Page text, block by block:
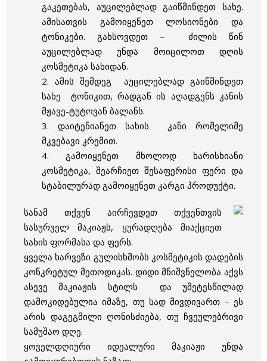
გაკეთებას, აუცილებლად გაიწმინდეთ სახე.
ამისათვის გამოიყენეთ ლოსიონები და
ტონიკები. გახსოვდეთ – ძილის წინ
აუცილებლად უნდა მოიცილოთ დღის
კოსმეტიკა სახიდან.
2. ამის შემდეგ აუცილებლად გაიწმინდეთ
სახე ტონიკით, რადგან ის აღადგენს კანის
მჟავე-ტუტოვან ბალანს.
3. დაიტენიანეთ სახის კანი რომელიმე
მკვებავი კრემით.
4. გამოიყენეთ მხოლოდ ხარისხიანი
კოსმეტიკა, შეარჩიეთ შესაფერისი ფერი და
სტაბილურად გამოიყენეთ კარგი პროდუქტი.
სანამ თქვენ აირჩევდეთ თქვენთვის
სასურველ მაკიაჟს, ყურადღება მიაქციეთ
სახის ფორმასა და ფერს.
ყველა ხარვეზი გულისხმობს კოსმეტიკის დადების
კონკრეტულ მეთოდიკას. დიდი მნიშვნელობა აქვს
ასევე მაკიაჟის სტილს და უმეტესწილად
დამოკიდებულია იმაზე, თუ სად მივდივართ – ეს
არის დაგეგმილი ღონისძიება, თუ ჩვეულებრივი
სამუშაო დღე.
ყოველდღიური იდეალური მაკიაჟი უნდა